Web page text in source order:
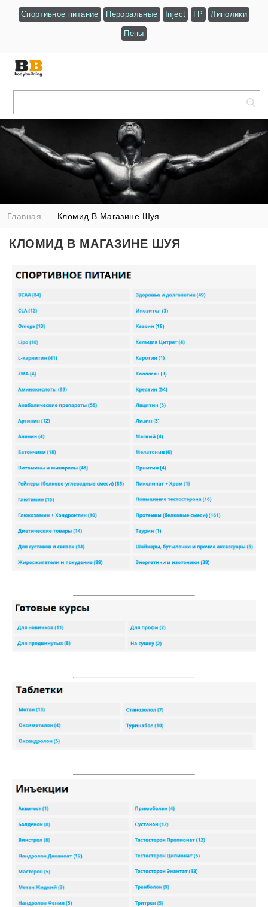
Спортивное питание Пероральные Inject ГР Липолики
Пепы
Главная Кломид В Магазине Шуя
КЛОМИД В МАГАЗИНЕ ШУЯ